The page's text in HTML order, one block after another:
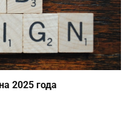
2025 года